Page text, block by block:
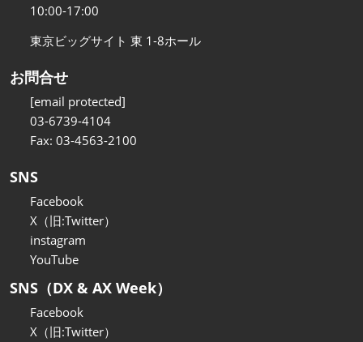
10:00-17:00
東京ビッグサイト 東 1-8ホール
お問合せ
[email protected]
03-6739-4104
Fax: 03-4563-2100
SNS
Facebook
X（旧:Twitter）
instagram
YouTube
SNS（DX & AX Week）
Facebook
X（旧:Twitter）